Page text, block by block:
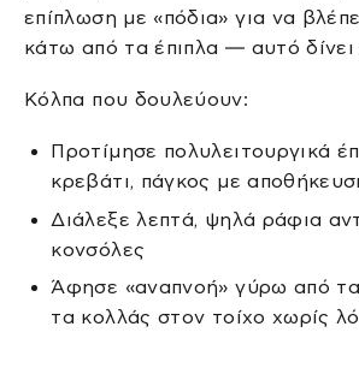
επίπλωση με «πόδια» για να
κάτω από τα έπιπλα — αυτό
Κόλπα που δουλεύουν:
Προτίμησε πολυλειτουργικά
κρεβάτι, πάγκος με
Διάλεξε λεπτά, ψηλά ράφια
κονσόλες
Άφησε «αναπνοή» γύρω από
τα κολλάς στον τοίχο χωρίς